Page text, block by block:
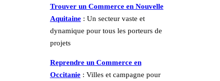
Trouver un Commerce en Nouvelle
Aquitaine: Un secteur vaste et
dynamique pour tous les porteurs de
projets
Reprendre un Commerce en
Occitanie : Villes et campagne pour